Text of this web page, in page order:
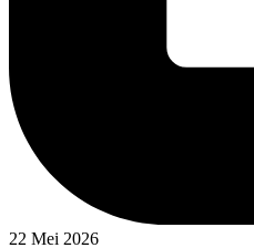
22 Mei 2026